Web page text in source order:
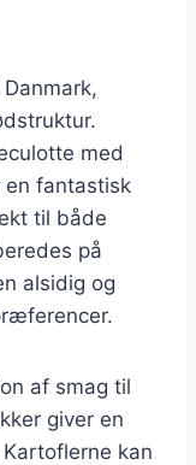
med
en fantastisk
til både
på
alsidig og
af smag til
giver en
kan